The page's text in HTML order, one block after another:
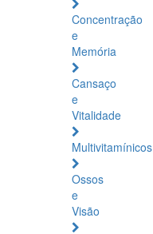
Concentração
e
Memória
Cansaço
e
Vitalidade
Multivitamínicos
Ossos
e
Visão